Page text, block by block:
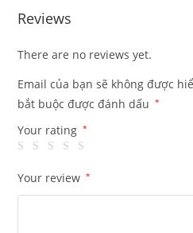
Reviews
There are no reviews yet.
Email của bạn sẽ không được
bắt buộc được đánh dấu
*
Your rating *
Your review *